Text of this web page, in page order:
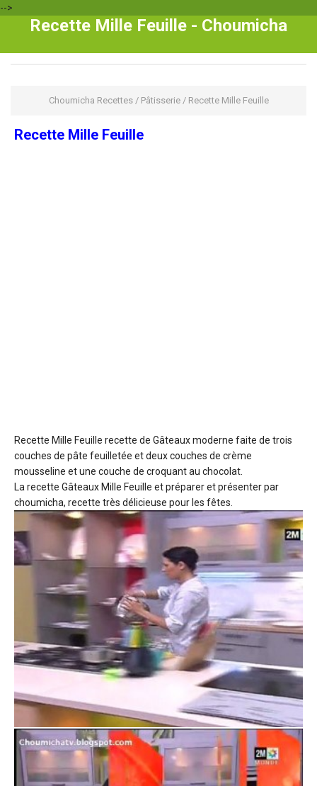
-->
Recette Mille Feuille - Choumicha
Choumicha Recettes/ Pâtisserie/ Recette Mille Feuille
Recette Mille Feuille
Recette Mille Feuille recette de Gâteaux moderne faite de trois
couches de pâte feuilletée et deux couches de crème
mousseline et une couche de croquant au chocolat.
La recette Gâteaux Mille Feuille et préparer et présenter par
choumicha, recette très délicieuse pour les fêtes.